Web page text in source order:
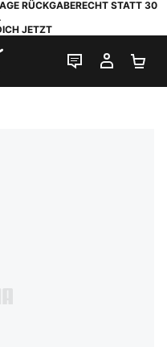
RÜCKGABERECHT STATT 30
JETZT
LIVE-CHAT
MEIN